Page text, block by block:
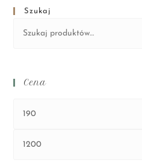
Szukaj
Cena